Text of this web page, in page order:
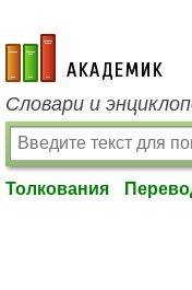
academic.ru
Словари и
Толкования